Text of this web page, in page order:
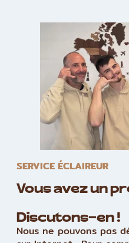
SERVICE ÉCLAIREUR
Vous avez un
Discutons-en !
Nous ne pouvons pas